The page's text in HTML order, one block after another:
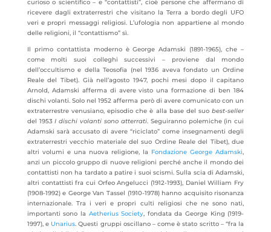
curioso o scientifico – e “contattisti”, cioè persone che affermano di
ricevere dagli extraterrestri che visitano la Terra a bordo degli UFO
veri e propri messaggi religiosi. L’ufologia non appartiene al mondo
delle religioni, il “contattismo” sì.
Il primo contattista moderno è George Adamski (1891-1965), che –
come molti suoi colleghi successivi – proviene dal mondo
dell’occultismo e della Teosofia (nel 1936 aveva fondato un Ordine
Reale del Tibet). Già nell’agosto 1947, pochi mesi dopo il capitano
Arnold, Adamski afferma di avere visto una formazione di ben 184
dischi volanti. Solo nel 1952 afferma però di avere comunicato con un
extraterrestre venusiano, episodio che è alla base del suobest-seller
del 1953I dischi volanti sono atterrati. Seguiranno polemiche (in cui
Adamski sarà accusato di avere “riciclato” come insegnamenti degli
extraterrestri vecchio materiale del suo Ordine Reale del Tibet), due
altri volumi e una nuova religione, la Fondazione George Adamski,
anzi un piccolo gruppo di nuove religioni perché anche il mondo dei
contattisti non ha tardato a patire i suoi scismi. Sulla scia di Adamski,
altri contattisti fra cui Orfeo Angelucci (1912-1993), Daniel William Fry
(1908-1992) e George Van Tassel (1910-1978) hanno acquisito risonanza
internazionale. Tra i veri e propri culti religiosi che ne sono nati,
importanti sono la Aetherius Society, fondata da George King (1919-
1997), e Unarius. Questi gruppi oscillano – come è stato scritto – “fra la